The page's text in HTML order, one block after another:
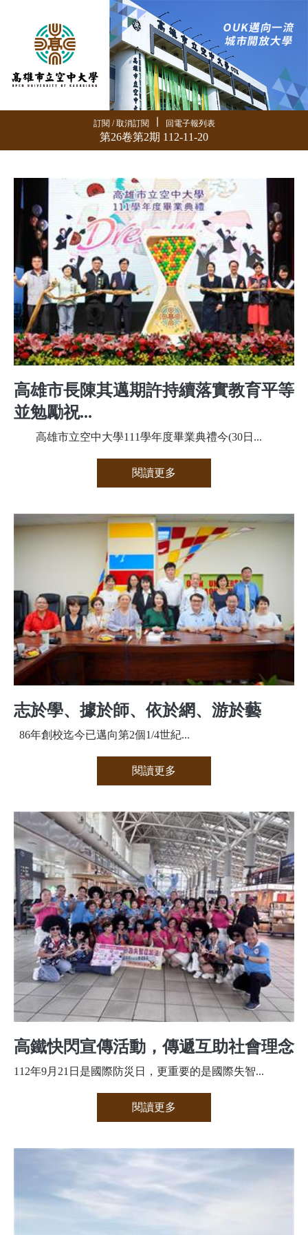
訂閱 / 取消訂閱 回電子報列表
第26卷第2期 112-11-20
​高雄市長陳其邁期許持續落實教育平等
並勉勵祝...
高雄市立空中大學111學年度畢業典禮今(30日...
閱讀更多
志於學、據於師、依於網、游於藝
86年創校迄今已邁向第2個1/4世紀...
閱讀更多
​高鐵快閃宣傳活動，傳遞互助社會理念
112年9月21日是國際防災日，更重要的是國際失智...
閱讀更多